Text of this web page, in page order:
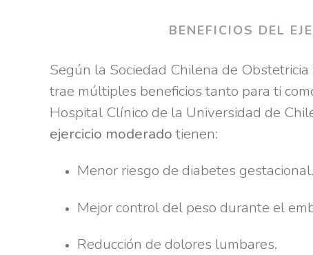
BENEFICIOS DEL
Según la Sociedad Chilena de
trae múltiples beneficios tanto para ti
Hospital Clínico de la Universidad de
ejercicio moderadotienen:
Menor riesgo de diabetes gestacional.
Mejor control del peso durante el
Reducción de dolores lumbares.